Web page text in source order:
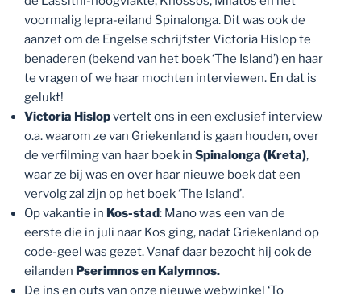
voormalig lepra-eiland Spinalonga. Dit was ook de
aanzet om de Engelse schrijfster Victoria Hislop te
benaderen (bekend van het boek ‘The Island’) en haar
te vragen of we haar mochten interviewen. En dat is
gelukt!
Victoria Hislopvertelt ons in een exclusief interview
o.a. waarom ze van Griekenland is gaan houden, over
de verfilming van haar boek in Spinalonga (Kreta),
waar ze bij was en over haar nieuwe boek dat een
vervolg zal zijn op het boek ‘The Island’.
Op vakantie in Kos-stad: Mano was een van de
eerste die in juli naar Kos ging, nadat Griekenland op
code-geel was gezet. Vanaf daar bezocht hij ook de
eilanden Pserimnos en Kalymnos.
De ins en outs van onze nieuwe webwinkel ‘To